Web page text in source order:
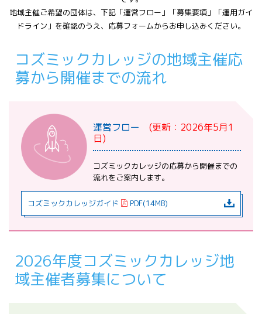
地域主催ご希望の団体は、下記「運営フロー」「募集要項」「運用ガイ
ドライン」を確認のうえ、応募フォームからお申し込みください。
コズミックカレッジの地域主催応
募から開催までの流れ
運営フロー (更新：2026年5月1
日)
コズミックカレッジの応募から開催までの
流れをご案内します。
コズミックカレッジガイド PDF(14MB)
2026年度コズミックカレッジ地
域主催者募集について